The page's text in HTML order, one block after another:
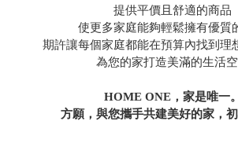
提供平價且舒適的商品
使更多家庭能夠輕鬆擁有優質
期許讓每個家庭都能在預算內找到理
為您的家打造美滿的生活
HOME ONE，家是唯一。
方願，與您攜手共建美好的家，初